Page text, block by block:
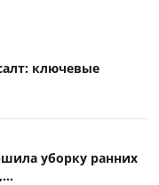
ключевые
уборку ранних